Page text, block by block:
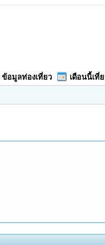
ข้อมูลท่องเที่ยว เดือนนี้เที่